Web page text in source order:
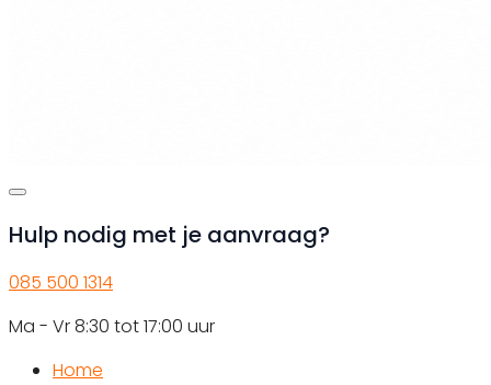
Hulp nodig met je aanvraag?
085 500 1314
Ma - Vr 8:30 tot 17:00 uur
Home